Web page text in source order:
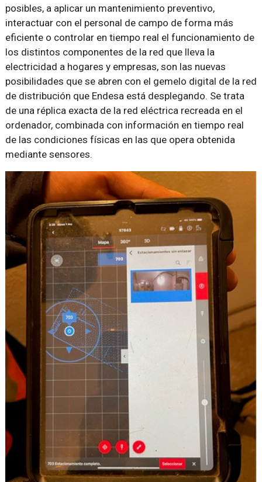
posibles, a aplicar un mantenimiento preventivo,
interactuar con el personal de campo de forma más
eficiente o controlar en tiempo real el funcionamiento de
los distintos componentes de la red que lleva la
electricidad a hogares y empresas, son las nuevas
posibilidades que se abren con el gemelo digital de la red
de distribución que Endesa está desplegando. Se trata
de una réplica exacta de la red eléctrica recreada en el
ordenador, combinada con información en tiempo real
de las condiciones físicas en las que opera obtenida
mediante sensores.